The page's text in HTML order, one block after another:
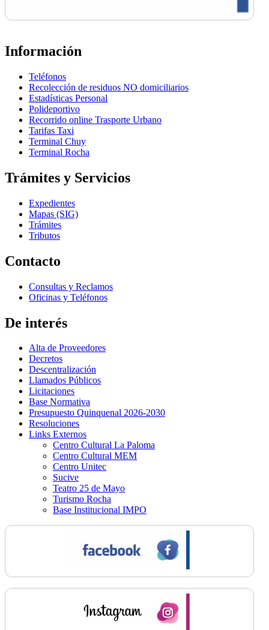
Información
Teléfonos
Recolección de residuos NO domiciliarios
Estadísticas Personal
Polideportivo
Recorrido online Trasporte Urbano
Tarifas Taxi
Terminal Chuy
Terminal Rocha
Trámites y Servicios
Expedientes
Mapas (SIG)
Trámites
Tributos
Contacto
Consultas y Reclamos
Oficinas y Teléfonos
De interés
Alta de Proveedores
Decretos
Descentralización
Llamados Públicos
Licitaciones
Base Normativa
Presupuesto Quinquenal 2026-2030
Resoluciones
Links Externos
Centro Cultural La Paloma
Centro Cultural MEM
Centro Unitec
Sucive
Teatro 25 de Mayo
Turismo Rocha
Base Institucional IMPO